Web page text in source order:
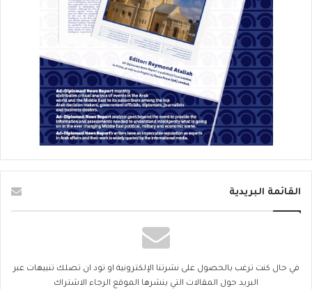
القائمة البريدية
في حال كنت ترغب بالحصول على نشرتنا الإلكترونية او تود ان تصلك تنبيهات عبر
البريد حول المقالات التي ينشرها الموقع الرجاء الاشتراك